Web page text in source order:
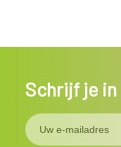
Schrijf je